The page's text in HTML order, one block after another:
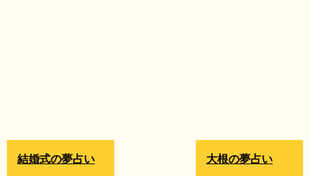
大根の夢占い
結婚式の夢占い